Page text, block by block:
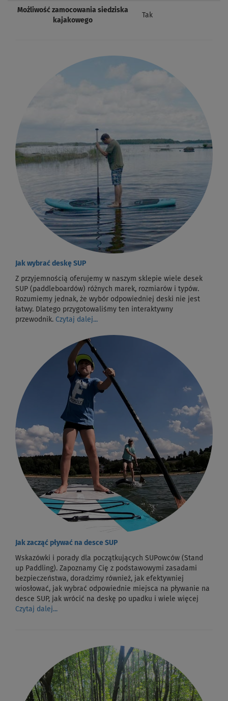
Możliwość zamocowania siedziska
kajakowego
Tak
Jak wybrać deskę SUP
Z przyjemnością oferujemy w naszym sklepie wiele desek
SUP (paddleboardów) różnych marek, rozmiarów i typów.
Rozumiemy jednak, że wybór odpowiedniej deski nie jest
łatwy. Dlatego przygotowaliśmy ten interaktywny
przewodnik. Czytaj dalej...
Jak zacząć pływać na desce SUP
Wskazówki i porady dla początkujących SUPowców (Stand
up Paddling). Zapoznamy Cię z podstawowymi zasadami
bezpieczeństwa, doradzimy również, jak efektywniej
wiosłować, jak wybrać odpowiednie miejsca na pływanie na
desce SUP, jak wrócić na deskę po upadku i wiele więcej
Czytaj dalej...